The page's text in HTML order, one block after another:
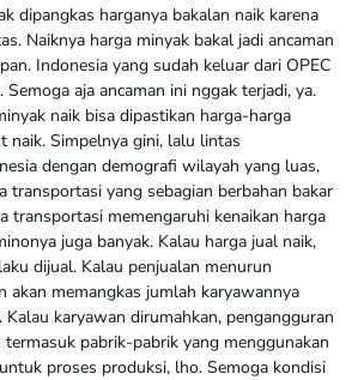
dipangkas harganya bakalan naik karena
Naiknya harga minyak bakal jadi ancaman
Indonesia yang sudah keluar dari OPEC
Semoga aja ancaman ini nggak terjadi, ya.
naik bisa dipastikan harga-harga
naik. Simpelnya gini, lalu lintas
dengan demografi wilayah yang luas,
transportasi yang sebagian berbahan bakar
transportasi memengaruhi kenaikan harga
juga banyak. Kalau harga jual naik,
dijual. Kalau penjualan menurun
akan memangkas jumlah karyawannya
karyawan dirumahkan, pengangguran
pabrik-pabrik yang menggunakan
proses produksi, lho. Semoga kondisi